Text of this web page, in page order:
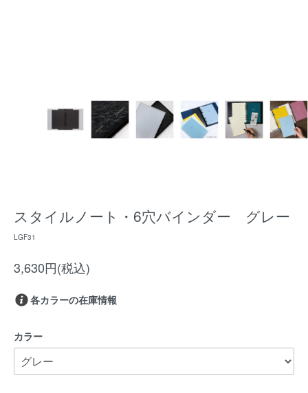
スタイルノート・6穴バインダー グレー
LGF31
3,630円(税込)
各カラーの在庫情報
カラー